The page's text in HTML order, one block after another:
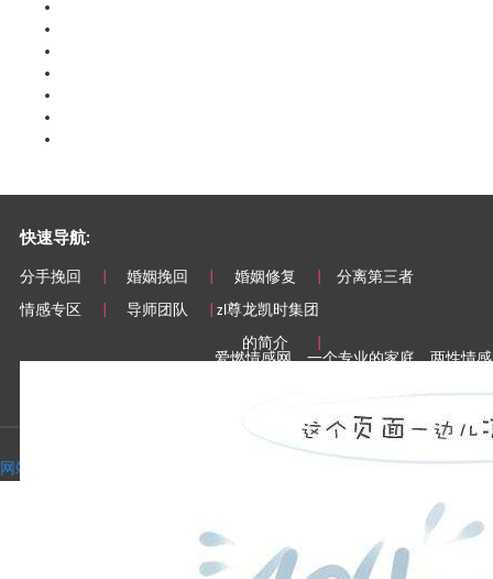
快速导航:
分手挽回 婚姻挽回 婚姻修复
分离第三者
情感专区
导师团队
zl尊龙凯时集团
的简介
爱燃情感网，一个专业的家庭、两性情
尊龙凯时网址 copyright© 2008-2023 airan,lnc.all rights reserved.
尊龙凯时网址的版权所有：广州爱燃婚姻咨询服务有限公司
网站地图